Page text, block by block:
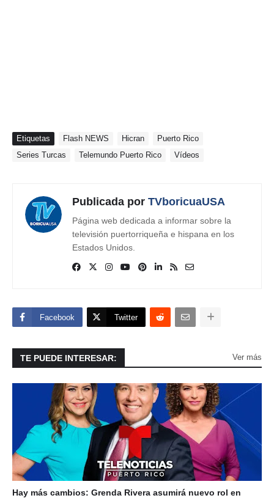
Etiquetas Flash NEWS Hicran
Puerto Rico
Series Turcas
Telemundo Puerto Rico Vídeos
Publicada por TVboricuaUSA
Página web dedicada a informar sobre la
televisión puertorriqueña e hispana en los
Estados Unidos.
Facebook Twitter
TE PUEDE INTERESAR: Ver más
Hay más cambios: Grenda Rivera asumirá nuevo rol en